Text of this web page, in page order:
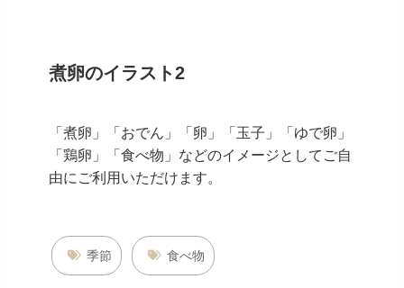
煮卵のイラスト2
「煮卵」「おでん」「卵」「玉子」「ゆで卵」
「鶏卵」「食べ物」などのイメージとしてご自
由にご利用いただけます。
季節 食べ物